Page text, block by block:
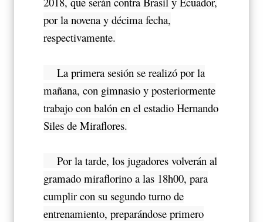
por la novena y décima fecha,
respectivamente.
La primera sesión se realizó por la
mañana, con gimnasio y posteriormente
trabajo con balón en el estadio Hernando
Siles de Miraflores.
Por la tarde, los jugadores volverán al
gramado miraflorino a las 18h00, para
cumplir con su segundo turno de
entrenamiento, preparándose primero